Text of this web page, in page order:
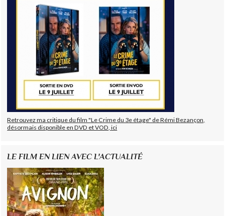
Retrouvez ma critique du film "Le Crime du 3e étage" de Rémi Bezançon,
désormais disponible en DVD et VOD, ici
LE FILM EN LIEN AVEC L'ACTUALITÉ